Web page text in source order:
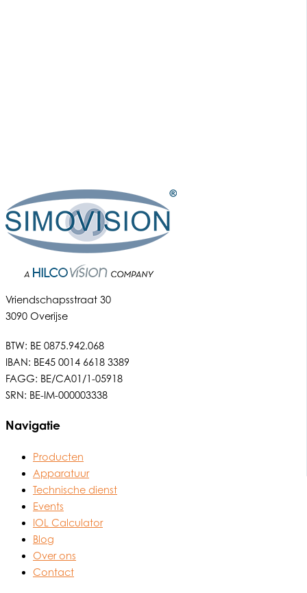
Vriendschapsstraat 30
3090 Overijse
BTW: BE 0875.942.068
IBAN: BE45 0014 6618 3389
FAGG: BE/CA01/1-05918
SRN: BE-IM-000003338
Navigatie
Producten
Apparatuur
Technische dienst
Events
IOL Calculator
Blog
Over ons
Contact